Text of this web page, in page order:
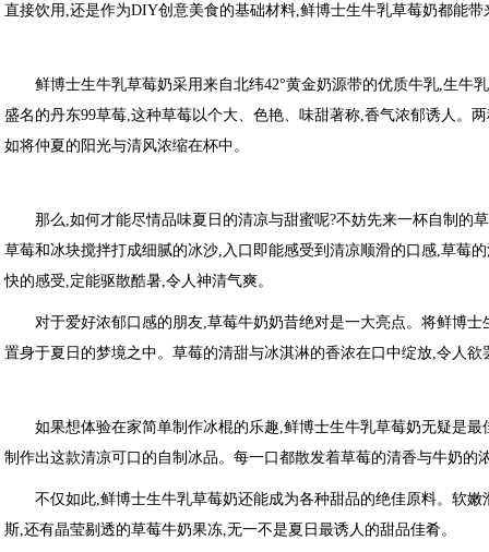
直接饮用,还是作为DIY创意美食的基础材料,鲜博士生牛乳草莓奶都能
鲜博士生牛乳草莓奶采用来自北纬42°黄金奶源带的优质牛乳,生牛
盛名的丹东99草莓,这种草莓以个大、色艳、味甜著称,香气浓郁诱人。
如将仲夏的阳光与清风浓缩在杯中。
那么,如何才能尽情品味夏日的清凉与甜蜜呢?不妨先来一杯自制的
草莓和冰块搅拌打成细腻的冰沙,入口即能感受到清凉顺滑的口感,草莓
快的感受,定能驱散酷暑,令人神清气爽。
对于爱好浓郁口感的朋友,草莓牛奶奶昔绝对是一大亮点。将鲜博
置身于夏日的梦境之中。草莓的清甜与冰淇淋的香浓在口中绽放,令人
如果想体验在家简单制作冰棍的乐趣,鲜博士生牛乳草莓奶无疑是
制作出这款清凉可口的自制冰品。每一口都散发着草莓的清香与牛奶
不仅如此,鲜博士生牛乳草莓奶还能成为各种甜品的绝佳原料。软
斯,还有晶莹剔透的草莓牛奶果冻,无一不是夏日最诱人的甜品佳肴。